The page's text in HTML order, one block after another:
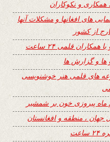
و نکوکاران
های افغانها و مشکلات آنها
از کشور
همکاران قلمی ۲۴ ساعت
ها و گزارش ها
های قلمی هنر خوشنویسی
پیروزی خون بر شمشیر
جهان ، منطقه و افغانستان
ساعت